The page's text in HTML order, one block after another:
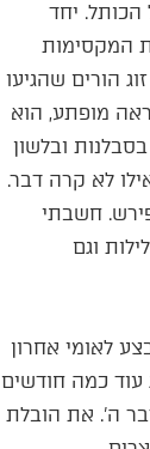
הכותל. יחד
המקסימות
הורים שהגיעו
מופתע, הוא
ובלשון
לא קרה דבר.
חשבתי
וגם
לאומי אחרון
עוד כמה חודשים
ויוצא מיד לקיים את דבר ה’. את הובלת